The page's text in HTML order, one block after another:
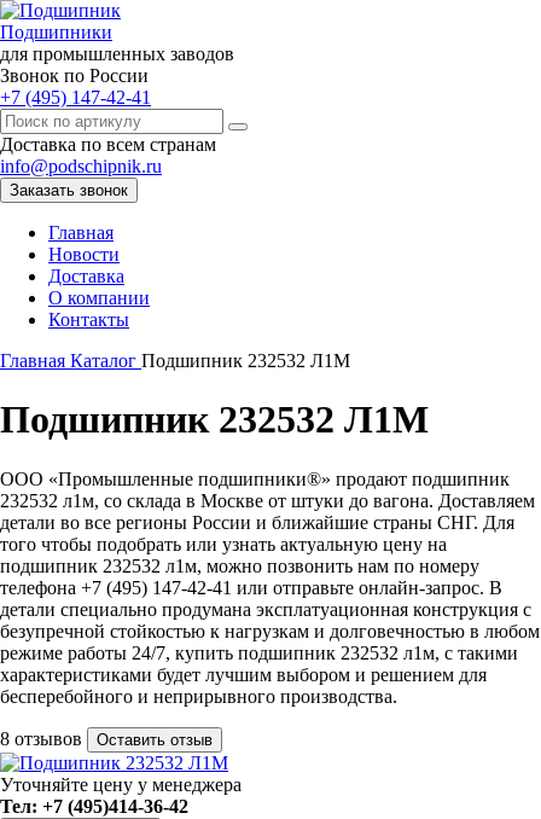
Подшипники
для промышленных заводов
Звонок по России
+7 (495) 147-42-41
Доставка по всем странам
info@podschipnik.ru
Заказать звонок
Главная
Новости
Доставка
О компании
Контакты
Главная Каталог Подшипник 232532 Л1М
Подшипник 232532 Л1М
ООО «Промышленные подшипники®» продают подшипник
232532 л1м, со склада в Москве от штуки до вагона. Доставляем
детали во все регионы России и ближайшие страны СНГ. Для
того чтобы подобрать или узнать актуальную цену на
подшипник 232532 л1м, можно позвонить нам по номеру
телефона +7 (495) 147-42-41 или отправьте онлайн-запрос. В
детали специально продумана эксплатуационная конструкция с
безупречной стойкостью к нагрузкам и долговечностью в любом
режиме работы 24/7, купить подшипник 232532 л1м, с такими
характеристиками будет лучшим выбором и решением для
бесперебойного и неприрывного производства.
8 отзывов Оставить отзыв
Уточняйте цену у менеджера
Тел: +7 (495)414-36-42